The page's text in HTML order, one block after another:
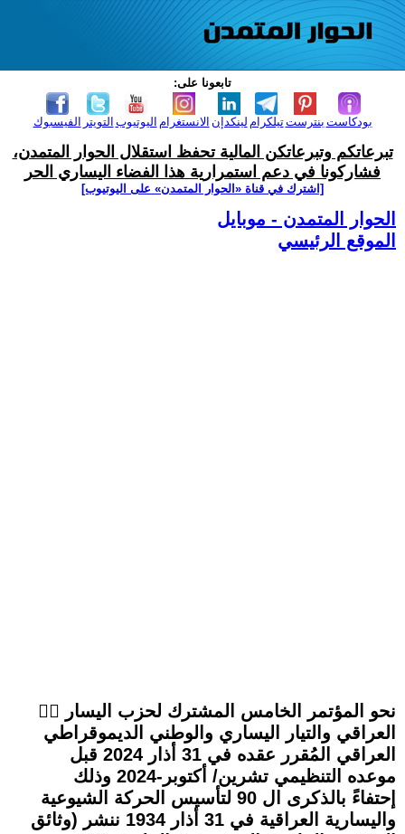
تابعونا على:
الفيسبوك التويتر اليوتيوب الانستغرام لينكدإن تيلكرامبنترست بودكاست
تبرعاتكم وتبرعاتكن المالية تحفظ استقلال الحوار المتمدن،
فشاركونا في دعم استمرارية هذا الفضاء اليساري الحر
[اشترك في قناة ‫«الحوار المتمدن» على اليوتيوب]
الحوار المتمدن - موبايل
الموقع الرئيسي
👈🏾 نحو المؤتمر الخامس المشترك لحزب اليسار
العراقي والتيار اليساري والوطني الديموقراطي
العراقي المُقرر عقده في 31 أذار 2024 قبل
موعده التنظيمي تشرين/ أكتوبر-2024 وذلك
إحتفاءً بالذكرى ال 90 لتأسيس الحركة الشيوعية
واليسارية العراقية في 31 أذار 1934 ننشر (وثائق